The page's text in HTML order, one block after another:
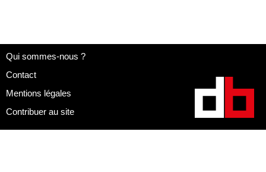
Qui sommes-nous ?
Contact
Mentions légales
Contribuer au site